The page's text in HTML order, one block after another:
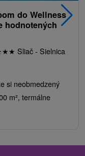
do Wellness
hodnotených
★★ Sliač - Sielnica
si neobmedzený
m², termálne